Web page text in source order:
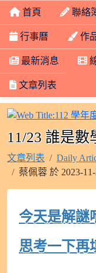
首頁 聯絡
行事曆 作
最新消息
文章列表
11/23 誰是數
文章列表
Daily
蔡佩蓉 於 2023-
今天是解謎
思考一下再